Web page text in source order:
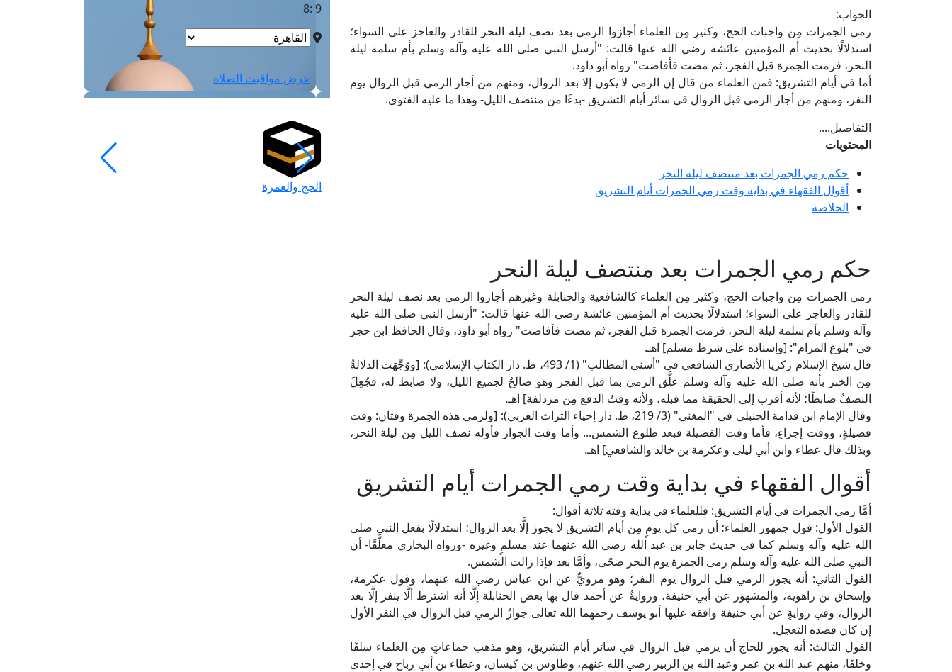
الجواب:
رمي الجمرات مِن واجبات الحج، وكثير مِن العلماء أجازوا الرمي بعد نصف ليلة النحر للقادر والعاجز على السواء؛
استدلالًا بحديث أم المؤمنين عائشة رضي الله عنها قالت: "أرسل النبي صلى الله عليه وآله وسلم بأم سلمة ليلة
النحر، فرمت الجمرة قبل الفجر، ثم مضت فأفاضت" رواه أبو داود.
أما في أيام التشريق: فمن العلماء من قال إن الرمي لا يكون إلا بعد الزوال، ومنهم من أجاز الرمي قبل الزوال يوم
النفر، ومنهم من أجاز الرمي قبل الزوال في سائر أيام التشريق -بدءًا من منتصف الليل- وهذا ما عليه الفتوى.
التفاصيل....
المحتويات
حكم رمي الجمرات بعد منتصف ليلة النحر
أقوال الفقهاء في بداية وقت رمي الجمرات أيام التشريق
الخلاصة
حكم رمي الجمرات بعد منتصف ليلة النحر
رمي الجمرات مِن واجبات الحج، وكثير مِن العلماء كالشافعية والحنابلة وغيرهم أجازوا الرمي بعد نصف ليلة النحر
للقادر والعاجز على السواء؛ استدلالًا بحديث أم المؤمنين عائشة رضي الله عنها قالت: "أرسل النبي صلى الله عليه
وآله وسلم بأم سلمة ليلة النحر، فرمت الجمرة قبل الفجر، ثم مضت فأفاضت" رواه أبو داود، وقال الحافظ ابن حجر
في "بلوغ المرام": [وإسناده على شرط مسلم] اهـ.
قال شيخ الإسلام زكريا الأنصاري الشافعي في "أسنى المطالب" (1/ 493، ط. دار الكتاب الإسلامي): [ووُجِّهَت الدلالةُ
مِن الخبر بأنه صلى الله عليه وآله وسلم علَّق الرميَ بما قبل الفجر وهو صالحٌ لجميع الليل، ولا ضابط له، فجُعِلَ
النصفُ ضابطًا؛ لأنه أقرب إلى الحقيقة مما قبله، ولأنه وقتُ الدفع مِن مزدلفة] اهـ.
وقال الإمام ابن قدامة الحنبلي في "المغني" (3/ 219، ط. دار إحياء التراث العربي): [ولرمي هذه الجمرة وقتان: وقت
فضيلةٍ، ووقت إجزاءٍ، فأما وقت الفضيلة فبعد طلوع الشمس... وأما وقت الجواز فأوله نصف الليل مِن ليلة النحر،
وبذلك قال عطاء وابن أبي ليلى وعكرمة بن خالد والشافعي] اهـ.
أقوال الفقهاء في بداية وقت رمي الجمرات أيام التشريق
أمَّا رمي الجمرات في أيام التشريق: فللعلماء في بداية وقته ثلاثة أقوال:
القول الأول: قول جمهور العلماء؛ أن رمي كل يومٍ مِن أيام التشريق لا يجوز إلَّا بعد الزوال؛ استدلالًا بفعل النبي صلى
الله عليه وآله وسلم كما في حديث جابر بن عبد الله رضي الله عنهما عند مسلمٍ وغيره -ورواه البخاري معلَّقًا- أن
النبي صلى الله عليه وآله وسلم رمى الجمرة يوم النحر ضحًى، وأمَّا بعد فإذا زالت الشمس.
القول الثاني: أنه يجوز الرمي قبل الزوال يوم النفر؛ وهو مرويٌّ عن ابن عباس رضي الله عنهما، وقول عكرمة،
وإسحاق بن راهويه، والمشهور عن أبي حنيفة، وروايةٌ عن أحمد قال بها بعض الحنابلة إلَّا أنه اشترط ألَّا ينفر إلَّا بعد
الزوال، وفي روايةٍ عن أبي حنيفة وافقه عليها أبو يوسف رحمهما الله تعالى جوازُ الرمي قبل الزوال في النفر الأول
إن كان قصده التعجل.
القول الثالث: أنه يجوز للحاج أن يرمي قبل الزوال في سائر أيام التشريق، وهو مذهب جماعاتٍ مِن العلماء سلفًا
وخلفًا، منهم عبد الله بن عمر وعبد الله بن الزبير رضي الله عنهم، وطاوس بن كيسان، وعطاء بن أبي رباح في إحدى
9 :8
عرض مواقيت الصلاة
الحج والعمرة